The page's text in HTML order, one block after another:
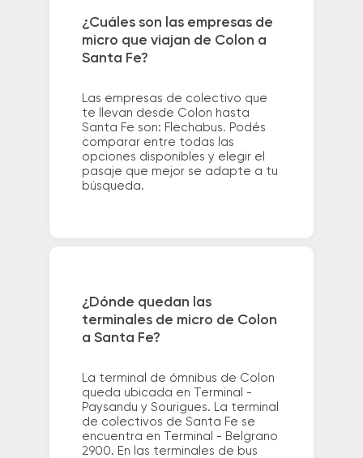
¿Cuáles son las empresas de
micro que viajan de Colon a
Santa Fe?
Las empresas de colectivo que
te llevan desde Colon hasta
Santa Fe son: Flechabus. Podés
comparar entre todas las
opciones disponibles y elegir el
pasaje que mejor se adapte a tu
búsqueda.
¿Dónde quedan las
terminales de micro de Colon
a Santa Fe?
La terminal de ómnibus de Colon
queda ubicada en Terminal -
Paysandu y Sourigues. La terminal
de colectivos de Santa Fe se
encuentra en Terminal - Belgrano
2900. En las terminales de bus